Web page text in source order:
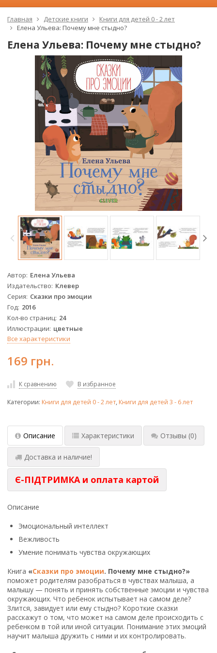
Главная Детские книги
Книги для детей 0 - 2 лет
Елена Ульева: Почему мне стыдно?
Елена Ульева: Почему мне стыдно?
Автор Елена Ульева
Издательство Клевер
Серия Сказки про эмоции
Год 2016
Кол-во страниц 24
Иллюстрации цветные
Все характеристики
169 грн.
К сравнению В избранное
Категории: Книги для детей 0 - 2 лет,Книги для детей 3 - 6 лет
Описание Характеристики Отзывы (0)
Доставка и наличие!
Є-ПІДТРИМКА и оплата картой
Описание
Эмоциональный интеллект
Вежливость
Умение понимать чувства окружающих
Книга «Сказки про эмоции. Почему мне стыдно?»
поможет родителям разобраться в чувствах малыша, а
малышу — понять и принять собственные эмоции и чувства
окружающих. Что ребенок испытывает на самом деле?
Злится, завидует или ему стыдно? Короткие сказки
расскажут о том, что может на самом деле происходить с
ребенком в той или иной ситуации. Понимание этих эмоций
научит малыша дружить с ними и их контролировать.